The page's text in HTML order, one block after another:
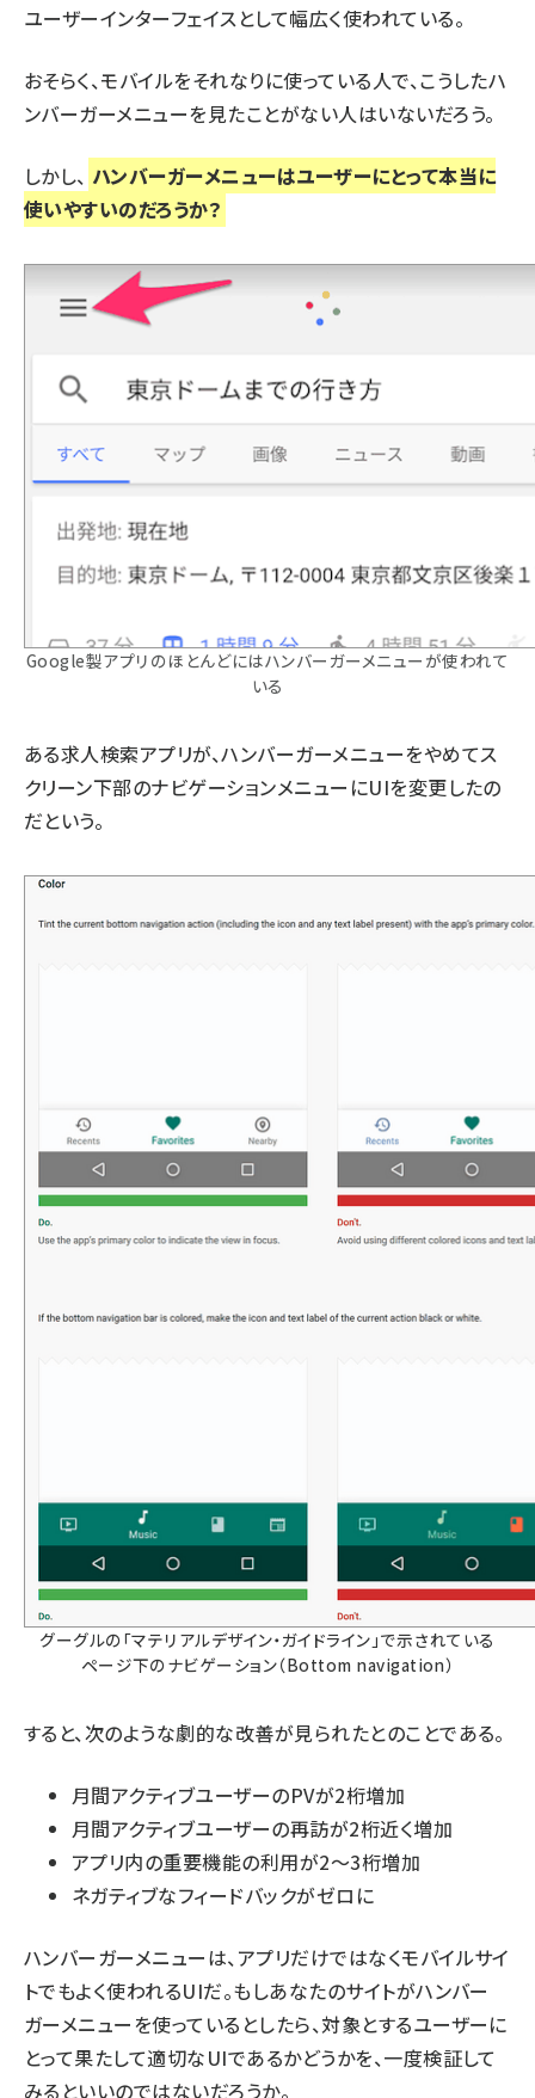
ユーザーインターフェイスとして幅広く使われている。
おそらく、モバイルをそれなりに使っている人で、こうしたハ
ンバーガーメニューを見たことがない人はいないだろう。
しかし、 ハンバーガーメニューはユーザーにとって本当に
使いやすいのだろうか？
Google製アプリのほとんどにはハンバーガーメニューが使われて
いる
ある求人検索アプリが、ハンバーガーメニューをやめてス
クリーン下部のナビゲーションメニューにUIを変更したの
だという。
グーグルの「マテリアルデザイン・ガイドライン」で示されている
ページ下のナビゲーション（Bottom navigation）
すると、次のような劇的な改善が見られたとのことである。
月間アクティブユーザーのPVが2桁増加
月間アクティブユーザーの再訪が2桁近く増加
アプリ内の重要機能の利用が2～3桁増加
ネガティブなフィードバックがゼロに
ハンバーガーメニューは、アプリだけではなくモバイルサイ
トでもよく使われるUIだ。もしあなたのサイトがハンバー
ガーメニューを使っているとしたら、対象とするユーザーに
とって果たして適切なUIであるかどうかを、一度検証して
みるといいのではないだろうか。